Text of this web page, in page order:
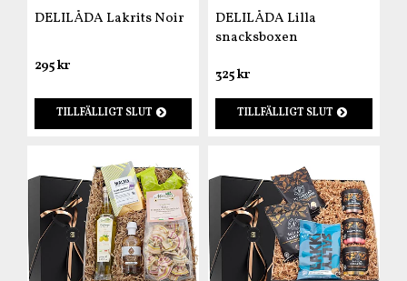
DELILÅDA Lakrits Noir
295 kr
TILLFÄLLIGT SLUT
DELILÅDA Lilla
snacksboxen
325 kr
TILLFÄLLIGT SLUT